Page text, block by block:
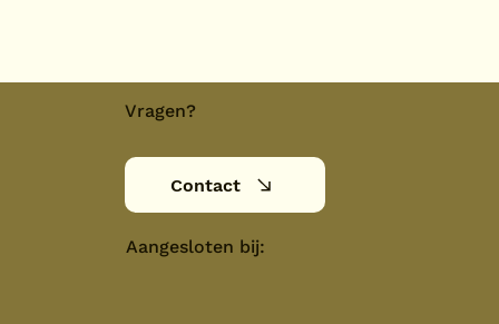
Aangesloten bij:
Vragen?
Contact